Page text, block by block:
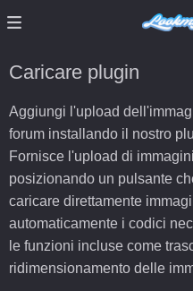
Caricare plugin
Aggiungi l'upload
forum installando il nostro
Fornisce l'upload di
posizionando un pulsante
caricare direttamente
automaticamente i codici
le funzioni incluse come
ridimensionamento delle